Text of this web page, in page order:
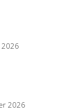
2026
2026